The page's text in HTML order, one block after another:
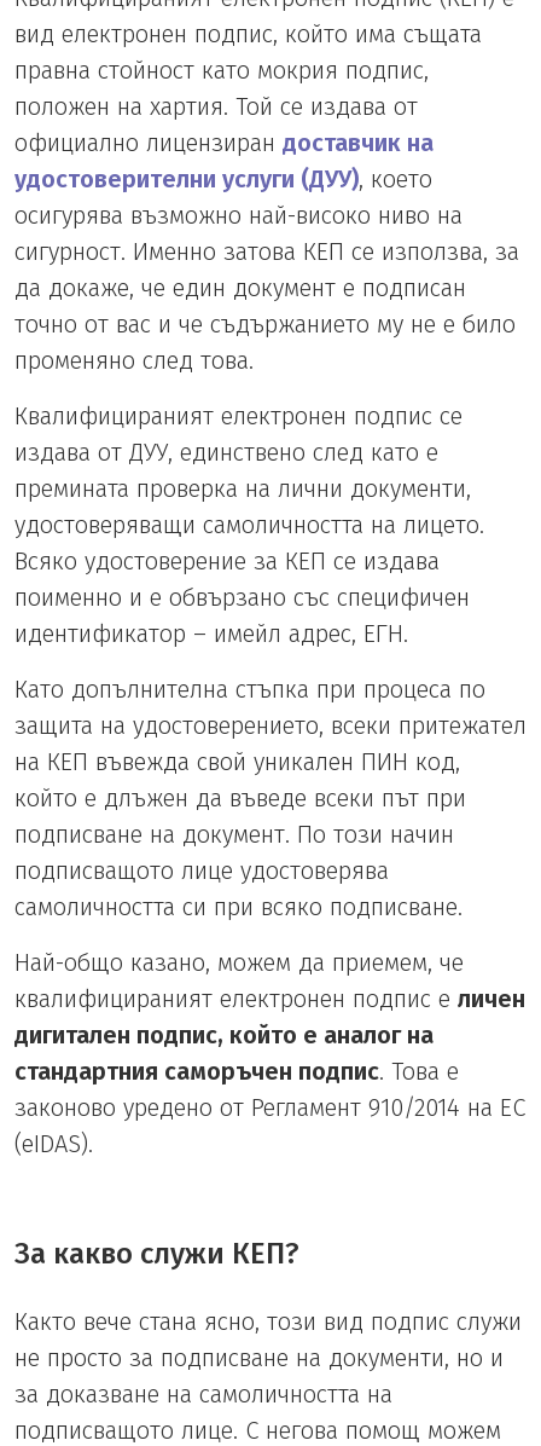
вид електронен подпис, който има същата
правна стойност като мокрия подпис,
положен на хартия. Той се издава от
официално лицензиран доставчик на
удостоверителни услуги (ДУУ), което
осигурява възможно най-високо ниво на
сигурност. Именно затова КЕП се използва, за
да докаже, че един документ е подписан
точно от вас и че съдържанието му не е било
променяно след това.
Квалифицираният електронен подпис се
издава от ДУУ, единствено след като е
премината проверка на лични документи,
удостоверяващи самоличността на лицето.
Всяко удостоверение за КЕП се издава
поименно и е обвързано със специфичен
идентификатор – имейл адрес, ЕГН.
Като допълнителна стъпка при процеса по
защита на удостоверението, всеки притежател
на КЕП въвежда свой уникален ПИН код,
който е длъжен да въведе всеки път при
подписване на документ. По този начин
подписващото лице удостоверява
самоличността си при всяко подписване.
Най-общо казано, можем да приемем, че
квалифицираният електронен подпис е личен
дигитален подпис, който е аналог на
стандартния саморъчен подпис. Това е
законово уредено от Регламент 910/2014 на ЕС
(eIDAS).
За какво служи КЕП?
Както вече стана ясно, този вид подпис служи
не просто за подписване на документи, но и
за доказване на самоличността на
подписващото лице. С негова помощ можем